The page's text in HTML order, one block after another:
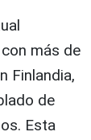
más de
Finlandia,
de
Esta